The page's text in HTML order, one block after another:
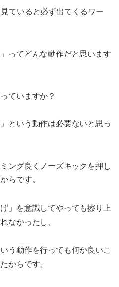
ていると必ず出てくるワー
ってどんな動作だと思います
ていますか？
という動作は必要ないと思っ
ング良くノーズキックを押し
らです。
」を意識してやっても擦り上
なかったし、
う動作を行っても何か良いこ
からです。